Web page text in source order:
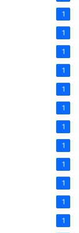
1
1
1
1
1
1
1
1
1
1
1
1